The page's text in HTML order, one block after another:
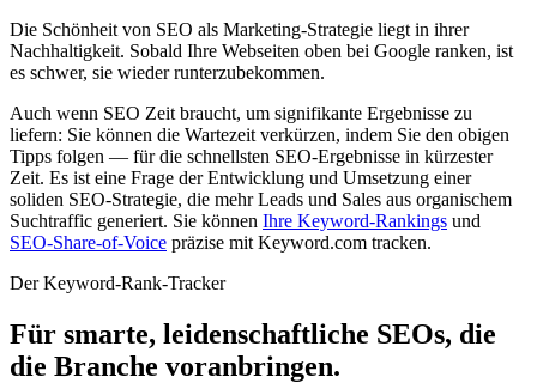
Die Schönheit von SEO als Marketing-Strategie liegt in ihrer
Nachhaltigkeit. Sobald Ihre Webseiten oben bei Google ranken, ist
es schwer, sie wieder runterzubekommen.
Auch wenn SEO Zeit braucht, um signifikante Ergebnisse zu
liefern: Sie können die Wartezeit verkürzen, indem Sie den obigen
Tipps folgen — für die schnellsten SEO-Ergebnisse in kürzester
Zeit. Es ist eine Frage der Entwicklung und Umsetzung einer
soliden SEO-Strategie, die mehr Leads und Sales aus organischem
Suchtraffic generiert. Sie können Ihre Keyword-Rankings und
SEO-Share-of-Voice präzise mit Keyword.com tracken.
Der Keyword-Rank-Tracker
Für smarte, leidenschaftliche SEOs, die
die Branche voranbringen.